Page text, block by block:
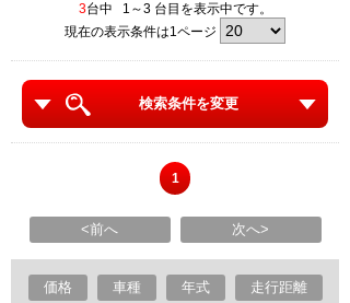
3台中 1～3 台目を表示中です。
現在の表示条件は1ページ
検索条件を変更
1
<前へ 次へ>
価格 車種 年式 走行距離